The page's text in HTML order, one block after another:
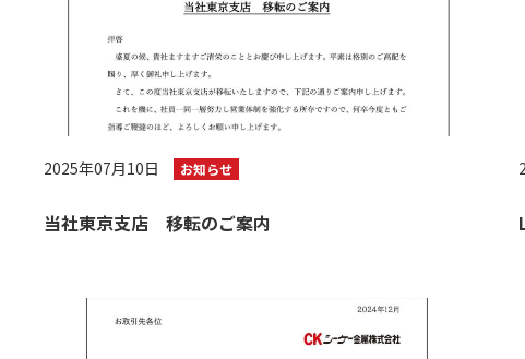
2025年07月10日 お知らせ
当社東京支店 移転のご案内